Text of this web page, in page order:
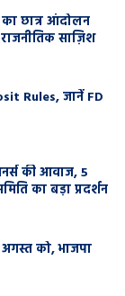
छात्र आंदोलन
साज़िश
Rules, जानें FD
की आवाज, 5
का बड़ा प्रदर्शन
को, भाजपा